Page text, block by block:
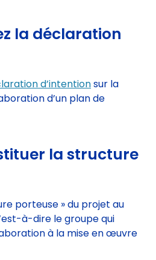
la déclaration
d’intentionsur la
d’un plan de
la structure
porteuse » du projet au
à-dire le groupe qui
à la mise en œuvre